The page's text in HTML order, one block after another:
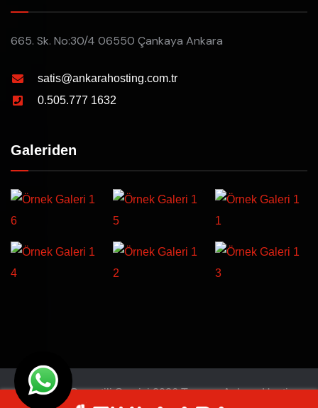
665. Sk. No:30/4 06550 Çankaya Ankara
satis@ankarahosting.com.tr
0.505.777 1632
Galeriden
© Türkiye Garantili Servisi 2026 TasarımAnkara Hosting